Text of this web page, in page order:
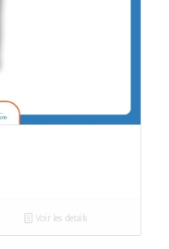
Voir les détails